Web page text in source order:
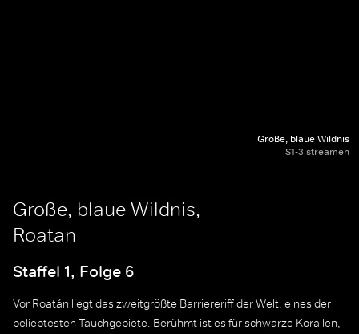
Große, blaue Wildnis
S1-3 streamen
Große, blaue Wildnis,
Roatan
Staffel 1, Folge 6
Vor Roatán liegt das zweitgrößte Barriereriff der Welt, eines der
beliebtesten Tauchgebiete. Berühmt ist es für schwarze Korallen,